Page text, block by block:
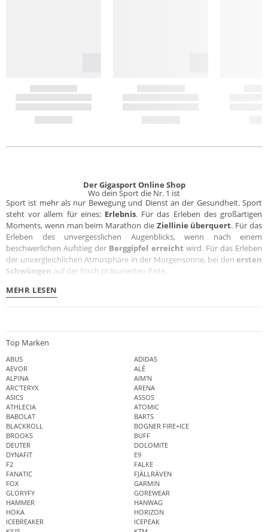
Der Gigasport Online Shop
Wo dein Sport die Nr. 1 ist
Sport ist mehr als nur Bewegung und Dienst an der Gesundheit. Sport
steht vor allem für eines: Erlebnis. Für das Erleben des großartigen
Moments, wenn man beim Marathon die Ziellinie überquert. Für das
Erleben des unvergesslichen Augenblicks, wenn nach einem
beschwerlichen Aufstieg der Berggipfel erreicht wird. Für das Erleben
der unvergleichlichen Atmosphäre in der Morgensonne, bei den ersten
Schwüngen auf der frisch präparierten Piste.
MEHR LESEN
Top Marken
ABUS
ADIDAS
AEVOR
ALÉ
ALPINA
AIM'N
ARC'TERYX
ARENA
ASICS
ASSOS
ATHLECIA
ATOMIC
BABOLAT
BARTS
BLACKROLL
BOGNER FIRE+ICE
BROOKS
BUFF
DEUTER
DOLOMITE
DYNAFIT
E9
F2
FALKE
FANATIC
FJÄLLRÄVEN
FOX
GARMIN
GLORYFY
GOREWEAR
HAMMER
HANWAG
HOKA
HORIZON
ICEBREAKER
ICEPEAK